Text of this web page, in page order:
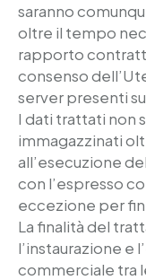
saranno
oltre il tempo
rapporto
consenso
server presenti
I dati trattati non
immagazzinati
all’esecuzione
con l’espresso
eccezione per
La finalità del
l’instaurazione e
commerciale tra